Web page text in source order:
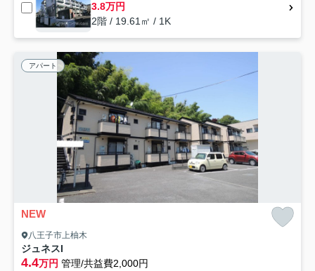
3.8万円
2階 / 19.61㎡ / 1K
アパート
NEW
八王子市上柚木
ジュネスI
4.4万円 管理/共益費2,000円